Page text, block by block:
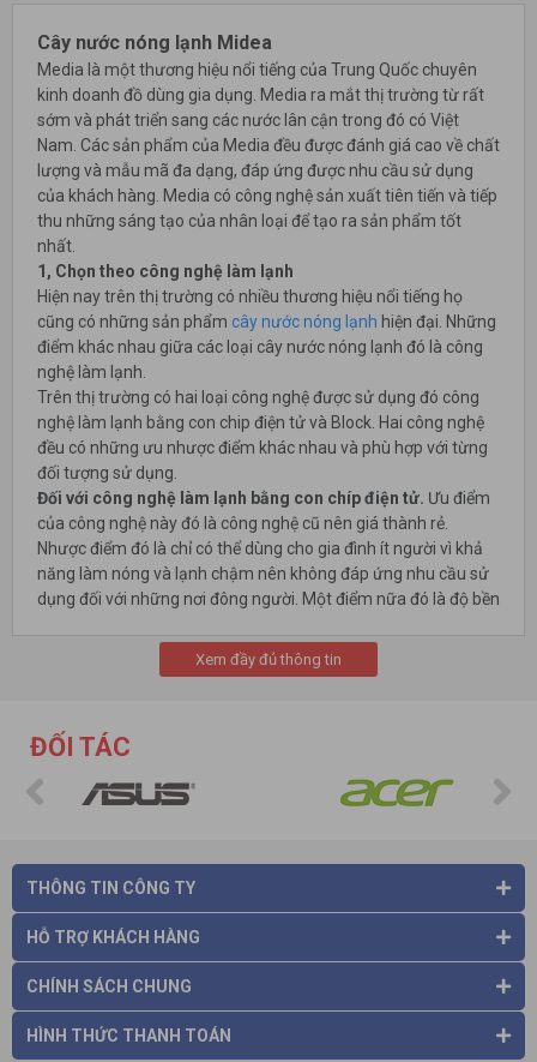
Cây nước nóng lạnh Midea
Media là một thương hiệu nổi tiếng của Trung Quốc chuyên
kinh doanh đồ dùng gia dụng. Media ra mắt thị trường từ rất
sớm và phát triển sang các nước lân cận trong đó có Việt
Nam. Các sản phẩm của Media đều được đánh giá cao về chất
lượng và mẫu mã đa dạng, đáp ứng được nhu cầu sử dụng
của khách hàng. Media có công nghệ sản xuất tiên tiến và tiếp
thu những sáng tạo của nhân loại để tạo ra sản phẩm tốt
nhất.
1, Chọn theo công nghệ làm lạnh
Hiện nay trên thị trường có nhiều thương hiệu nổi tiếng họ
cũng có những sản phẩm cây nước nóng lạnh hiện đại. Những
điểm khác nhau giữa các loại cây nước nóng lạnh đó là công
nghệ làm lạnh.
Trên thị trường có hai loại công nghệ được sử dụng đó công
nghệ làm lạnh bằng con chip điện tử và Block. Hai công nghệ
đều có những ưu nhược điểm khác nhau và phù hợp với từng
đối tượng sử dụng.
Đối với công nghệ làm lạnh bằng con chíp điện tử. Ưu điểm
của công nghệ này đó là công nghệ cũ nên giá thành rẻ.
Nhược điểm đó là chỉ có thể dùng cho gia đình ít người vì khả
năng làm nóng và lạnh chậm nên không đáp ứng nhu cầu sử
dụng đối với những nơi đông người. Một điểm nữa đó là độ bền
Đối với công nghệ làm lạnh bằng Block:
do đây là công nghệ
mới nhất và tiên tiếng hiện nay nên khả năng làm nóng và
nhiệt độ này bạn có thể sử dụng nước nóng để pha trà, nấu mì,
..
Xem đầy đủ thông tin
ĐỐI TÁC
THÔNG TIN CÔNG TY
HỖ TRỢ KHÁCH HÀNG
CHÍNH SÁCH CHUNG
HÌNH THỨC THANH TOÁN